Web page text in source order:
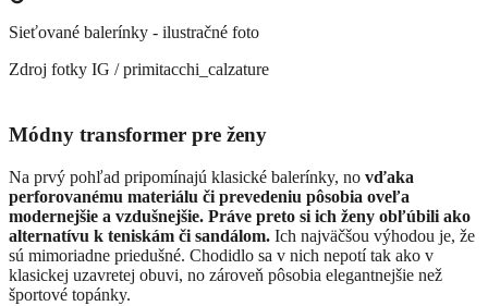
Sieťované balerínky - ilustračné foto
Zdroj fotky IG / primitacchi_calzature
Módny transformer pre ženy
Na prvý pohľad pripomínajú klasické balerínky, no vďaka
perforovanému materiálu či prevedeniu pôsobia oveľa
modernejšie a vzdušnejšie. Práve preto si ich ženy obľúbili ako
alternatívu k teniskám či sandálom. Ich najväčšou výhodou je, že
sú mimoriadne priedušné. Chodidlo sa v nich nepotí tak ako v
klasickej uzavretej obuvi, no zároveň pôsobia elegantnejšie než
športové topánky.